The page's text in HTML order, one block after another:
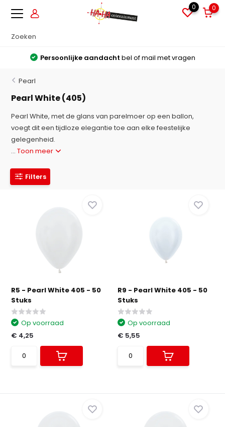
0 0
Persoonlijke aandacht bel of mail met vragen
Pearl
Pearl White (405)
Pearl White, met de glans van parelmoer op een ballon,
voegt dit een tijdloze elegantie toe aan elke feestelijke
gelegenheid.
...Toon meer
Filters
R5 - Pearl White 405 - 50
Stuks
Op voorraad
€ 4,25
R9 - Pearl White 405 - 50
Stuks
Op voorraad
€ 5,55